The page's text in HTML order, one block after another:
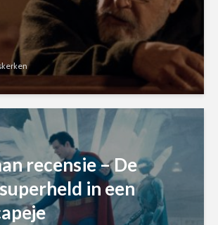
recensie – De
in een